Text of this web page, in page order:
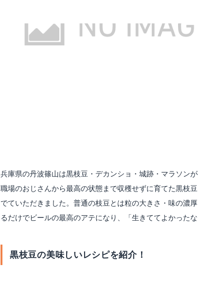
兵庫県の丹波篠山は黒枝豆・デカンショ・城跡・マラソン
職場のおじさんから最高の状態まで収穫せずに育てた黒枝
でていただきました。普通の枝豆とは粒の大きさ・味の濃
るだけでビールの最高のアテになり、「生きててよかった
黒枝豆の美味しいレシピを紹介！